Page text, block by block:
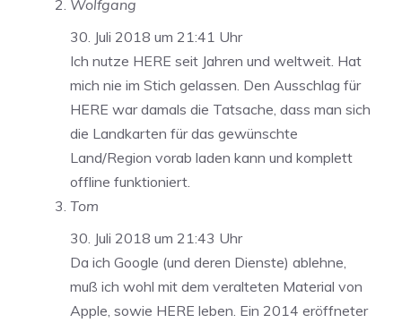
Wolfgang
30. Juli 2018 um 21:41 Uhr
Ich nutze HERE seit Jahren und weltweit. Hat
mich nie im Stich gelassen. Den Ausschlag für
HERE war damals die Tatsache, dass man sich
die Landkarten für das gewünschte
Land/Region vorab laden kann und komplett
offline funktioniert.
Tom
30. Juli 2018 um 21:43 Uhr
Da ich Google (und deren Dienste) ablehne,
muß ich wohl mit dem veralteten Material von
Apple, sowie HERE leben. Ein 2014 eröffneter